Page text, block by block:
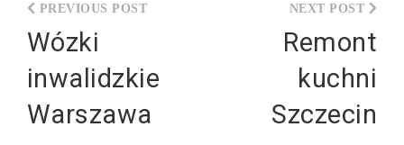
wpisu
Wózki
inwalidzkie
Warszawa
Remont
kuchni
Szczecin